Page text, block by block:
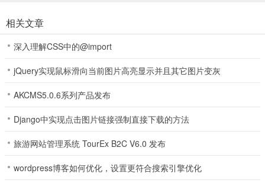
3、非常火爆的棋牌对决游戏玩法可以去查看，数万人同台进行棋牌竞
技，注册账号即可获得大量的游戏金币奖励，快捷领取；
4、微星娱乐棋牌手机旧版手机游戏下载-微星娱乐棋牌手机旧版下载
地址,每天都有全新任务福利更新，易信棋牌海量的奖励超丰富，易信
以轻松快速上手玩牌，易信棋牌感受刺激的游戏。
易信棋牌亮点
1、游戏画面简洁有趣，符合现代众多玩家们的游戏审美特征，让你感
受不一样的娱乐。
相关文章
深入理解CSS中的@import
jQuery实现鼠标滑向当前图片高亮显示并且其它图片变灰
AKCMS5.0.6系列产品发布
Django中实现点击图片链接强制直接下载的方法
旅游网站管理系统 TourEx B2C V6.0 发布
wordpress博客如何优化，设置更符合搜索引擎优化